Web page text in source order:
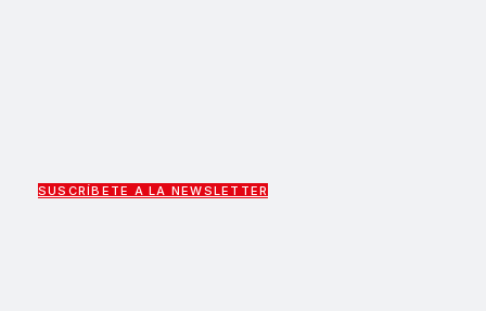
SUSCRÍBETE A LA NEWSLETTER